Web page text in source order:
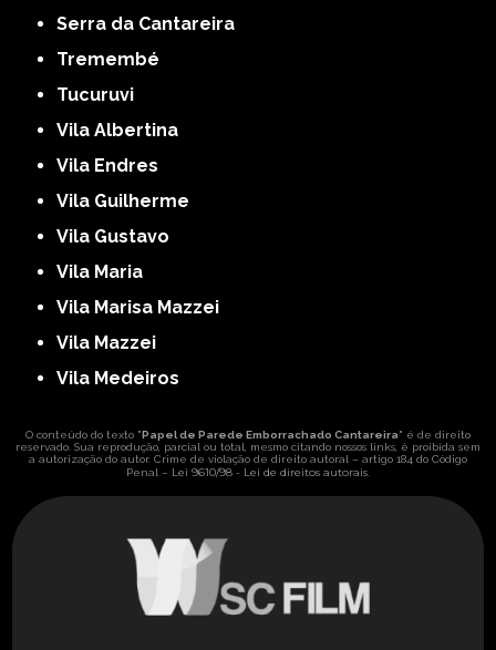
Serra da Cantareira
Tremembé
Tucuruvi
Vila Albertina
Vila Endres
Vila Guilherme
Vila Gustavo
Vila Maria
Vila Marisa Mazzei
Vila Mazzei
Vila Medeiros
O conteúdo do texto "Papel de Parede Emborrachado Cantareira" é de direito
reservado. Sua reprodução, parcial ou total, mesmo citando nossos links, é proibida sem
a autorização do autor. Crime de violação de direito autoral – artigo 184 do Código
Penal – Lei 9610/98 - Lei de direitos autorais